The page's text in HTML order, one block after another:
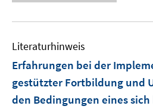
Literaturhinweis
Erfahrungen bei der
gestützter Fortbildung und
den Bedingungen eines